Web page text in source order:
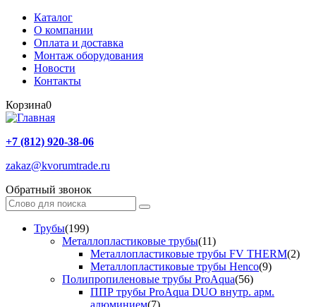
Каталог
О компании
Оплата и доставка
Монтаж оборудования
Новости
Контакты
Корзина0
+7 (812) 920-38-06
zakaz@kvorumtrade.ru
Обратный звонок
Трубы(199)
Металлопластиковые трубы(11)
Металлопластиковые трубы FV THERM(2)
Металлопластиковые трубы Henco(9)
Полипропиленовые трубы ProAqua(56)
ППР трубы ProAqua DUO внутр. арм.
алюминием(7)